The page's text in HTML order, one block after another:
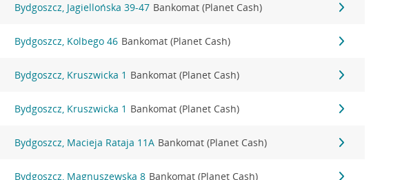
Bydgoszcz, Jagiellońska 39-47 Bankomat (Planet Cash)
Bydgoszcz, Kolbego 46 Bankomat (Planet Cash)
Bydgoszcz, Kruszwicka 1 Bankomat (Planet Cash)
Bydgoszcz, Kruszwicka 1 Bankomat (Planet Cash)
Bydgoszcz, Macieja Rataja 11A Bankomat (Planet Cash)
Bydgoszcz, Magnuszewska 8 Bankomat (Planet Cash)